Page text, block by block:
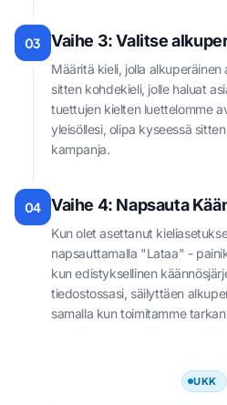
03 Vaihe 3: Valitse
Määritä kieli, jolla
sitten kohdekieli, jolle haluat
tuettujen kielten luettelomme
yleisöllesi, olipa kyseessä
kampanja.
04 Vaihe 4: Napsauta
Kun olet asettanut
napsauttamalla "Lataa" -
kun edistyksellinen
tiedostossasi, säilyttäen
samalla kun toimitamme
UKK